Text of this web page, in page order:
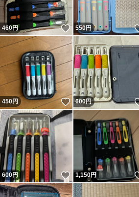
460円 いいね！
550円
450円 いいね！
600円
600円 いいね！
1,150円